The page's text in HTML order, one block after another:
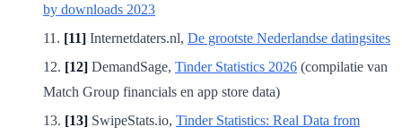
by downloads 2023
[11] Internetdaters.nl, De grootste Nederlandse datingsites
[12] DemandSage, Tinder Statistics 2026 (compilatie van
Match Group financials en app store data)
[13] SwipeStats.io, Tinder Statistics: Real Data from